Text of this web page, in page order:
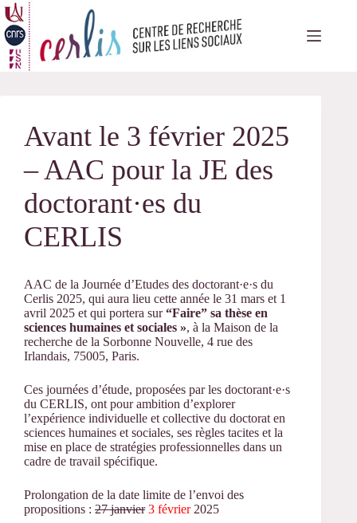
Passer
au
contenu
Avant le 3 février 2025
– AAC pour la JE des
doctorant·es du
CERLIS
AAC de la Journée d’Etudes des doctorant·e·s du
Cerlis 2025, qui aura lieu cette année le 31 mars et 1
avril 2025 et qui portera sur“Faire” sa thèse en
sciences humaines et sociales », à la Maison de la
recherche de la Sorbonne Nouvelle, 4 rue des
Irlandais, 75005, Paris.
Ces journées d’étude, proposées par les doctorant·e·s
du CERLIS, ont pour ambition d’explorer
l’expérience individuelle et collective du doctorat en
sciences humaines et sociales, ses règles tacites et la
mise en place de stratégies professionnelles dans un
cadre de travail spécifique.
Prolongation de la date limite de l’envoi des
propositions : 27 janvier3 février2025